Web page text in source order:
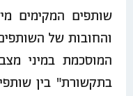
שותפים המקימים
והחובות של
המוסכמת במיני
בתקשורת" בין